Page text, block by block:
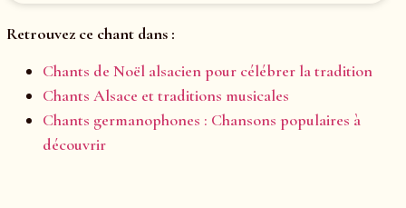
Retrouvez ce chant dans :
Chants de Noël alsacien pour célébrer la tradition
Chants Alsace et traditions musicales
Chants germanophones : Chansons populaires à
découvrir